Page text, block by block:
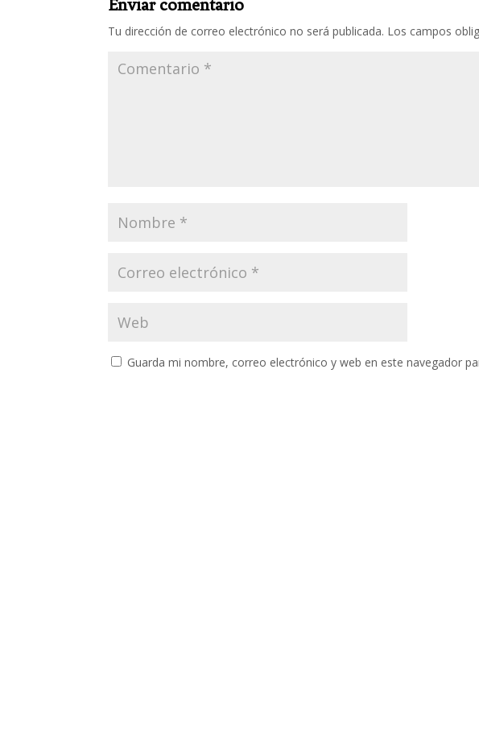
Enviar comentario
Tu dirección de correo electrónico no será publicada. Los campos
Guarda mi nombre, correo electrónico y web en este navegador